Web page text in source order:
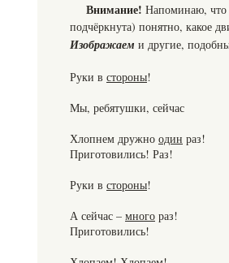
Внимание! Напоминаю, что
подчёркнута) понятно, какое
Изображаем и другие,
Руки в стороны!
Мы, ребятушки, сейчас
Хлопнем дружно один раз!
Приготовились! Раз!
Руки в стороны!
А сейчас – много раз!
Приготовились!